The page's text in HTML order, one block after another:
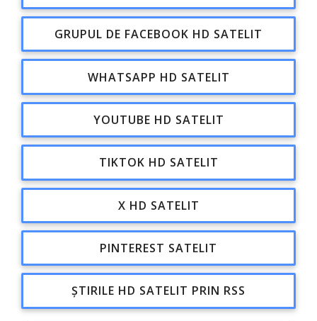
GRUPUL DE FACEBOOK HD SATELIT
WHATSAPP HD SATELIT
YOUTUBE HD SATELIT
TIKTOK HD SATELIT
X HD SATELIT
PINTEREST SATELIT
ȘTIRILE HD SATELIT PRIN RSS